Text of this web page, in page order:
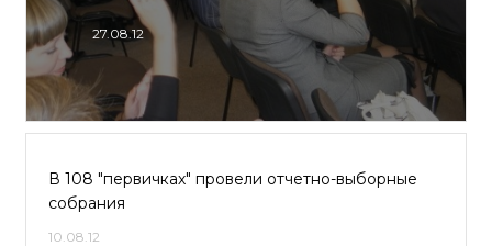
27.08.12
В 108 "первичках" провели отчетно-выборные
собрания
10.08.12